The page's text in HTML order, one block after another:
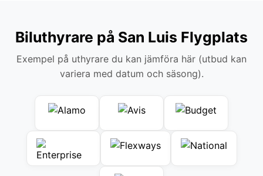
Biluthyrare på San Luis Flygplats
Exempel på uthyrare du kan jämföra här (utbud kan
variera med datum och säsong).